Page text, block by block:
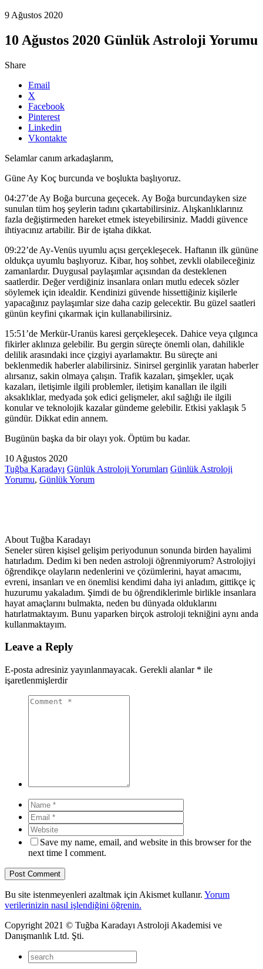
9 Ağustos 2020
10 Ağustos 2020 Günlük Astroloji Yorumu
Share
Email
X
Facebook
Pinterest
Linkedin
Vkontakte
Selamlar canım arkadaşlarım,
Güne Ay Koç burcunda ve boşlukta başlıyoruz.
04:27’de Ay Boğa burcuna geçecek. Ay Boğa burcundayken size
sunulan tüm hoş şeylerin tadını çıkartabilirsiniz. Alışkanlıklarınız
fazla değiştirmeden hareket etmek isteyebilirsiniz. Maddi güvence
ihtiyacınız artabilir. Bir de iştaha dikkat.
09:22’de Ay-Venüs uyumlu açısı gerçekleşecek. Haftanın ilk gününe
oldukça uyumlu başlıyoruz. Kibar, hoş sohbet, zevkli olabileceğiniz
zamanlardır. Duygusal paylaşımlar açısından da desteklenen
saatlerdir. Değer verdiğiniz insanlara onları mutlu edecek sözler
söylemek için idealdir. Kendinizi güvende hissettiğiniz kişilerle
yapacağınız paylaşımlar size daha cazip gelecektir. Bu güzel saatleri
günün keyfini çıkarmak için kullanabilirsiniz.
15:51’de Merkür-Uranüs karesi gerçekleşecek. Dahice veya çılgınca
fikirler aklınıza gelebilir. Bu gergin süreçte önemli olan, dahilikle
delilik arasındaki ince çizgiyi ayarlamaktır. Bu süreçte ani
beklenmedik haberler alabilirsiniz. Sinirsel gerginlik yaratan haberler
alırsanız, sakin olmaya çalışın. Trafik kazaları, şimşekler, uçak
kazaları, iletişimle ilgili problemler, iletişim kanalları ile ilgili
aksaklıklar, medyada şok edici gelişmeler, akıl sağlığı ile ilgili
konular ve teknolojik kazalar gündeme gelebilir. Etkisi yaklaşık 5
gündür. Dikkat edin annem.
Bugünün başka da bir olayı yok. Öptüm bu kadar.
10 Ağustos 2020
Tuğba Karadayı Günlük Astroloji Yorumları Günlük Astroloji
Yorumu, Günlük Yorum
About Tuğba Karadayı
Seneler süren kişisel gelişim periyodunun sonunda birden hayalimi
hatırladım. Dedim ki ben neden astroloji öğrenmiyorum? Astrolojiyi
öğrendikçe olayların nedenlerini ve çözümlerini, hayat amacımı,
evreni, insanları ve en önemlisi kendimi daha iyi anladım, gittikçe iç
huzurumu yakaladım. Şimdi de bu öğrendiklerimle birlikle insanlara
hayat amaçlarını bulmakta, neden bu dünyada olduklarını
hatırlatmaktayım. Bunu yaparken birçok astroloji tekniğini aynı anda
kullanmaktayım.
Leave a Reply
E-posta adresiniz yayınlanmayacak. Gerekli alanlar * ile
işaretlenmişlerdir
Save my name, email, and website in this browser for the
next time I comment.
Bu site istenmeyenleri azaltmak için Akismet kullanır. Yorum
verilerinizin nasıl işlendiğini öğrenin.
Copyright 2021 © Tuğba Karadayı Astroloji Akademisi ve
Danışmanlık Ltd. Şti.